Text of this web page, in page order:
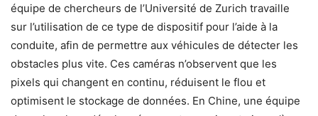
équipe de chercheurs de l’Université de Zurich travaille
sur l’utilisation de ce type de dispositif pour l’aide à la
conduite, afin de permettre aux véhicules de détecter les
obstacles plus vite. Ces caméras n’observent que les
pixels qui changent en continu, réduisent le flou et
optimisent le stockage de données. En Chine, une équipe